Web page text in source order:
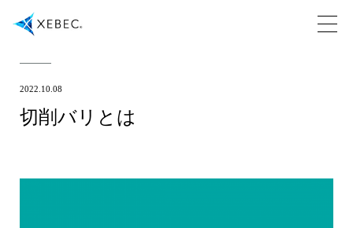
2022.10.08
切削バリとは